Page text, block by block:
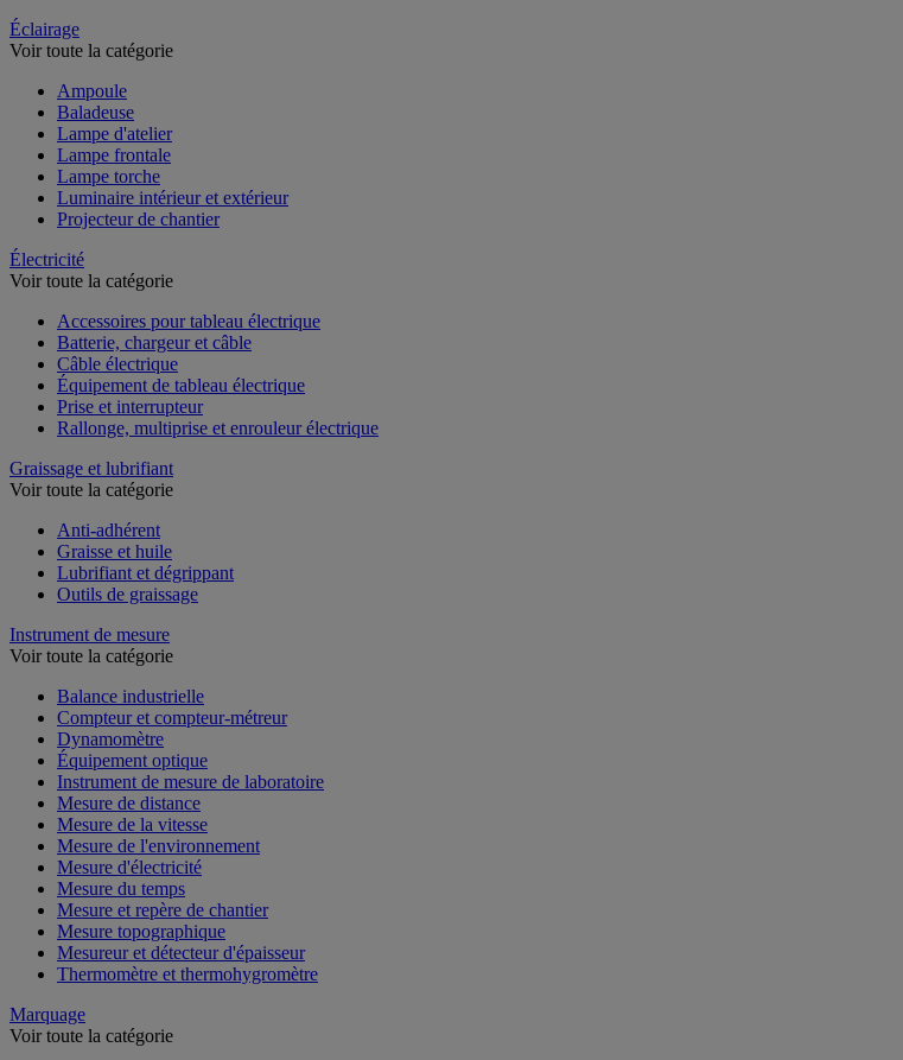
Éclairage
Voir toute la catégorie
Ampoule
Baladeuse
Lampe d'atelier
Lampe frontale
Lampe torche
Luminaire intérieur et extérieur
Projecteur de chantier
Électricité
Voir toute la catégorie
Accessoires pour tableau électrique
Batterie, chargeur et câble
Câble électrique
Équipement de tableau électrique
Prise et interrupteur
Rallonge, multiprise et enrouleur électrique
Graissage et lubrifiant
Voir toute la catégorie
Anti-adhérent
Graisse et huile
Lubrifiant et dégrippant
Outils de graissage
Instrument de mesure
Voir toute la catégorie
Balance industrielle
Compteur et compteur-métreur
Dynamomètre
Équipement optique
Instrument de mesure de laboratoire
Mesure de distance
Mesure de la vitesse
Mesure de l'environnement
Mesure d'électricité
Mesure du temps
Mesure et repère de chantier
Mesure topographique
Mesureur et détecteur d'épaisseur
Thermomètre et thermohygromètre
Marquage
Voir toute la catégorie